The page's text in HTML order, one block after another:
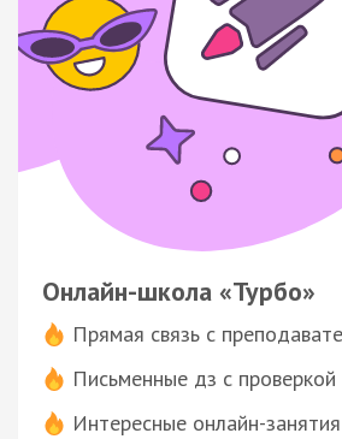
Онлайн-школа «Турбо»
Прямая связь с
Письменные дз с проверкой
Интересные онлайн-занятия